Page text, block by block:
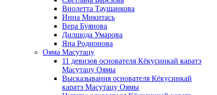
Виолетта Таушанкова
Инна Микитась
Вера Буянова
Дилшода Умарова
Яна Родионова
Ояма Масутацу
11 девизов основателя Кёкусинкай каратэ
Масутацу Оямы
Высказывания основателя Кёкусинкай
каратэ Масутацу Оямы